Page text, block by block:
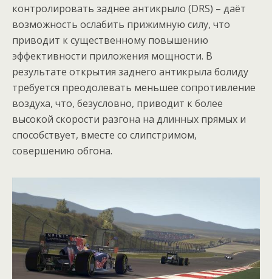
контролировать заднее антикрыло (DRS) – даёт
возможность ослабить прижимную силу, что
приводит к существенному повышению
эффективности приложения мощности. В
результате открытия заднего антикрыла болиду
требуется преодолевать меньшее сопротивление
воздуха, что, безусловно, приводит к более
высокой скорости разгона на длинных прямых и
способствует, вместе со слипстримом,
совершению обгона.